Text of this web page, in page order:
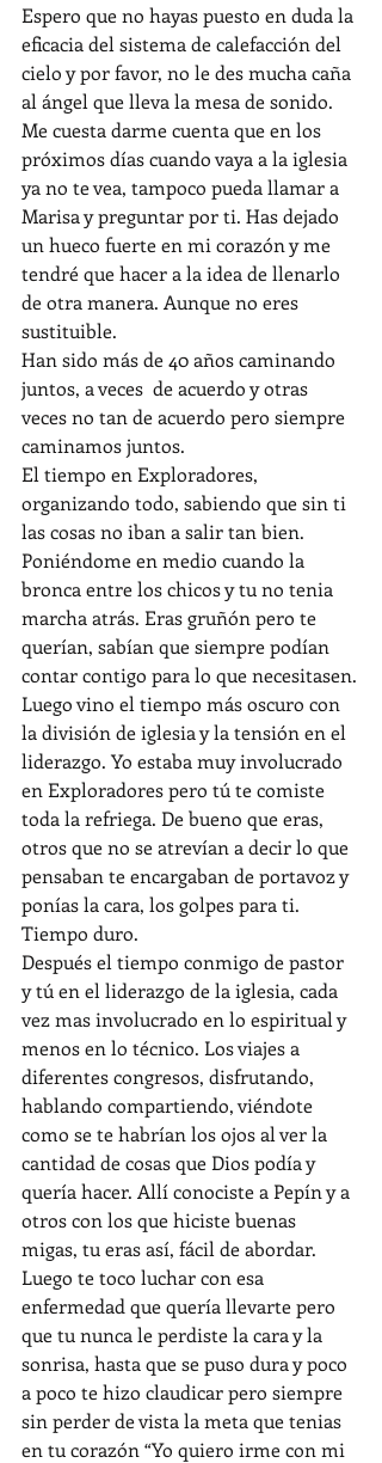
Espero que no hayas puesto en duda la
eficacia del sistema de calefacción del
cielo y por favor, no le des mucha caña
al ángel que lleva la mesa de sonido.
Me cuesta darme cuenta que en los
próximos días cuando vaya a la iglesia
ya no te vea, tampoco pueda llamar a
Marisa y preguntar por ti. Has dejado
un hueco fuerte en mi corazón y me
tendré que hacer a la idea de llenarlo
de otra manera. Aunque no eres
sustituible.
Han sido más de 40 años caminando
juntos, a veces  de acuerdo y otras
veces no tan de acuerdo pero siempre
caminamos juntos.
El tiempo en Exploradores,
organizando todo, sabiendo que sin ti
las cosas no iban a salir tan bien.
Poniéndome en medio cuando la
bronca entre los chicos y tu no tenia
marcha atrás. Eras gruñón pero te
querían, sabían que siempre podían
contar contigo para lo que necesitasen.
Luego vino el tiempo más oscuro con
la división de iglesia y la tensión en el
liderazgo. Yo estaba muy involucrado
en Exploradores pero tú te comiste
toda la refriega. De bueno que eras,
otros que no se atrevían a decir lo que
pensaban te encargaban de portavoz y
ponías la cara, los golpes para ti.
Tiempo duro.
Después el tiempo conmigo de pastor
y tú en el liderazgo de la iglesia, cada
vez mas involucrado en lo espiritual y
menos en lo técnico. Los viajes a
diferentes congresos, disfrutando,
hablando compartiendo, viéndote
como se te habrían los ojos al ver la
cantidad de cosas que Dios podía y
quería hacer. Allí conociste a Pepín y a
otros con los que hiciste buenas
migas, tu eras así, fácil de abordar.
Luego te toco luchar con esa
enfermedad que quería llevarte pero
que tu nunca le perdiste la cara y la
sonrisa, hasta que se puso dura y poco
a poco te hizo claudicar pero siempre
sin perder de vista la meta que tenias
en tu corazón “Yo quiero irme con mi